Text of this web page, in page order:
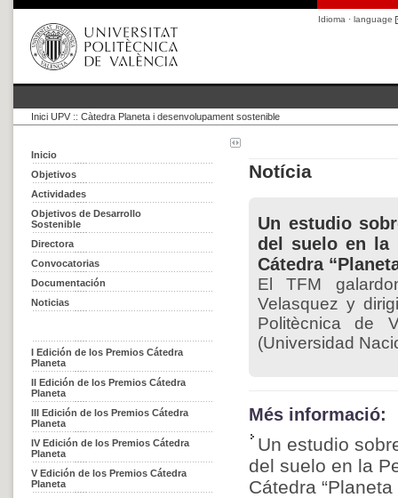
Idioma · language
Inici UPV :: Càtedra Planeta i desenvolupament sostenible
Inicio
Objetivos
Actividades
Objetivos de Desarrollo
Sostenible
Directora
Convocatorias
Documentación
Noticias
I Edición de los Premios Cátedra
Planeta
II Edición de los Premios Cátedra
Planeta
III Edición de los Premios Cátedra
Planeta
IV Edición de los Premios Cátedra
Planeta
V Edición de los Premios Cátedra
Planeta
Notícia
Un estudio
del suelo en la
Cátedra
El TFM
Velasquez y
Politècnica de
(Universidad
Més informació:
Un estudio
del suelo en la
Cátedra